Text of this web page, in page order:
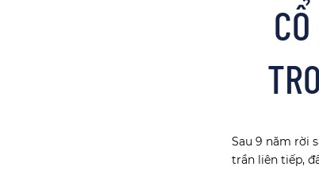
Sau 9 năm rời
trần liên tiếp,